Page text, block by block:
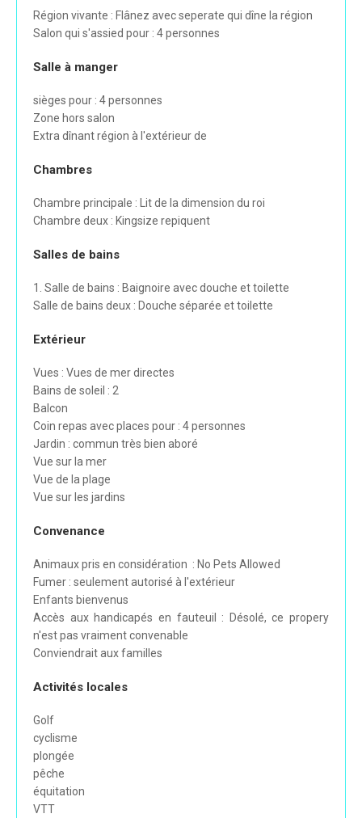
Région vivante : Flânez avec seperate qui dîne la région
Salon qui s'assied pour : 4 personnes
Salle à manger
sièges pour : 4 personnes
Zone hors salon
Extra dînant région à l'extérieur de
Chambres
Chambre principale : Lit de la dimension du roi
Chambre deux : Kingsize repiquent
Salles de bains
1. Salle de bains : Baignoire avec douche et toilette
Salle de bains deux : Douche séparée et toilette
Extérieur
Vues : Vues de mer directes
Bains de soleil : 2
Balcon
Coin repas avec places pour : 4 personnes
Jardin : commun très bien aboré
Vue sur la mer
Vue de la plage
Vue sur les jardins
Convenance
Animaux pris en considération : No Pets Allowed
Fumer : seulement autorisé à l'extérieur
Enfants bienvenus
Accès aux handicapés en fauteuil : Désolé, ce propery
n'est pas vraiment convenable
Conviendrait aux familles
Activités locales
Golf
cyclisme
plongée
pêche
équitation
VTT